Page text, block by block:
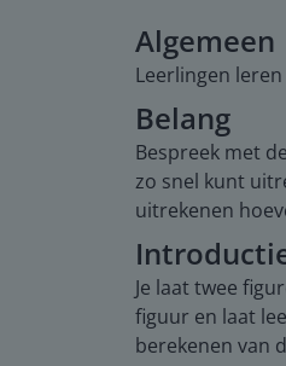
Algemeen
Leerlingen
Belang
Bespreek met
zo snel kunt
uitrekenen
Je laat twee
figuur en laat
berekenen van